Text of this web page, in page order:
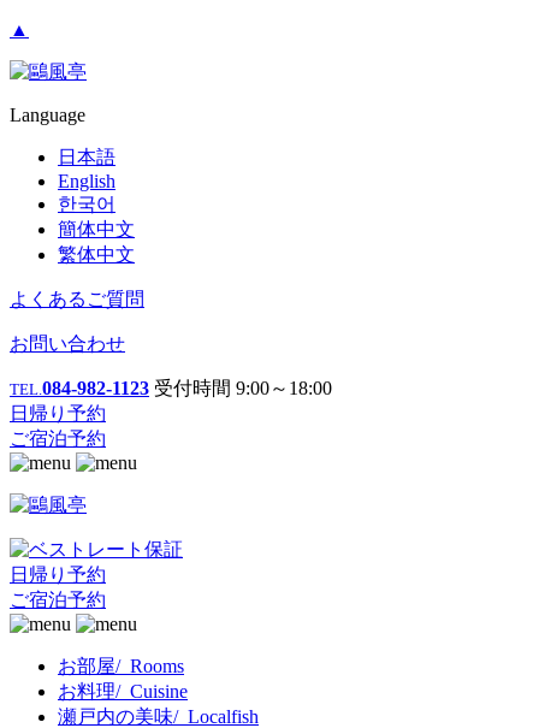
▲
Language
日本語
English
한국어
簡体中文
繁体中文
よくあるご質問
お問い合わせ
TEL.084-982-1123 受付時間 9:00～18:00
日帰り予約
ご宿泊予約
日帰り予約
ご宿泊予約
お部屋/ Rooms
お料理/ Cuisine
瀬戸内の美味/ Localfish